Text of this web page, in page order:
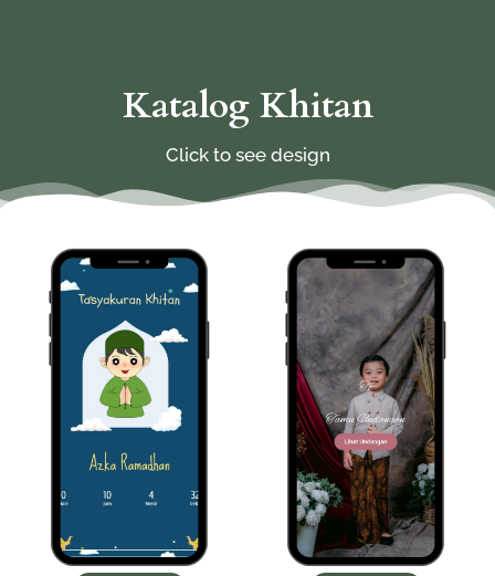
Katalog Khitan
Click to see design